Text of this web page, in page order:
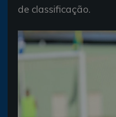
de classificação.